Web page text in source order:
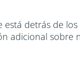
detrás de
adicional